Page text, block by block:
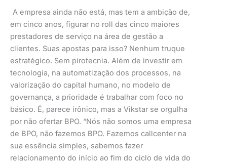
A empresa ainda não está, mas tem a ambição de,
em cinco anos, figurar no roll das cinco maiores
prestadores de serviço na área de gestão a
clientes. Suas apostas para isso? Nenhum truque
estratégico. Sem pirotecnia. Além de investir em
tecnologia, na automatização dos processos, na
valorização do capital humano, no modelo de
governança, a prioridade é trabalhar com foco no
básico. É, parece irônico, mas a Vikstar se orgulha
por não ofertar BPO. “Nós não somos uma empresa
de BPO, não fazemos BPO. Fazemos callcenter na
sua essência simples, sabemos fazer
relacionamento do início ao fim do ciclo de vida do